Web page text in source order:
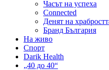
Часът на успеха
Connected
Денят на
Бранд България
На живо
Спорт
Darik Health
„40 до 40“